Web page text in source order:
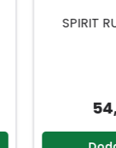
ŠKOLSKI